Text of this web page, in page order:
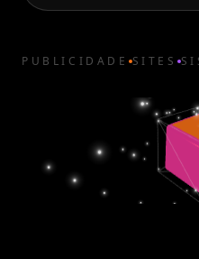
PUBLICIDADE SITES